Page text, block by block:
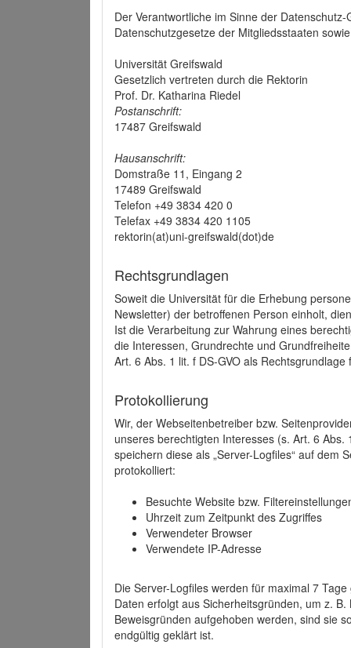
Der Verantwortliche im Sinne der
Datenschutzgesetze der Mitgliedsstaaten
Universität Greifswald
Gesetzlich vertreten durch die Rektorin
Prof. Dr. Katharina Riedel
Postanschrift:
17487 Greifswald
Hausanschrift:
Domstraße 11, Eingang 2
17489 Greifswald
Telefon +49 3834 420 0
Telefax +49 3834 420 1105
rektorin(at)uni-greifswald(dot)de
Rechtsgrundlagen
Soweit die Universität für die Erhebung
Newsletter) der betroffenen Person einholt,
Ist die Verarbeitung zur Wahrung eines
die Interessen, Grundrechte und
Art. 6 Abs. 1 lit. f DS-GVO als
Protokollierung
Wir, der Webseitenbetreiber bzw.
unseres berechtigten Interesses (s. Art. 6
speichern diese als „Server-Logfiles“ auf dem
protokolliert:
Besuchte Website bzw.
Uhrzeit zum Zeitpunkt des Zugriffes
Verwendeter Browser
Verwendete IP-Adresse
Die Server-Logfiles werden für maximal 7
Daten erfolgt aus Sicherheitsgründen, um z.
Beweisgründen aufgehoben werden, sind sie
endgültig geklärt ist.